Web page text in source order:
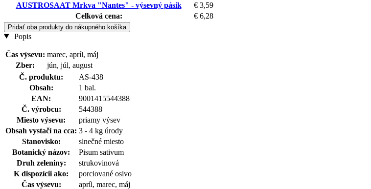
AUSTROSAAT Mrkva "Nantes" - výsevný pásik
€ 3,59
Celková cena:
€ 6,28
Pridať oba produkty do nákupného košíka
Popis
Čas výsevu: marec, apríl, máj
Zber:
jún, júl, august
Č. produktu:
AS-438
Obsah:
1 bal.
EAN:
9001415544388
Č. výrobcu:
544388
Miesto výsevu:
priamy výsev
Obsah vystačí na cca: 3 - 4 kg úrody
Stanovisko:
slnečné miesto
Botanický názov:
Pisum sativum
Druh zeleniny:
strukovinová
K dispozícii ako:
porciované osivo
Čas výsevu:
apríl, marec, máj